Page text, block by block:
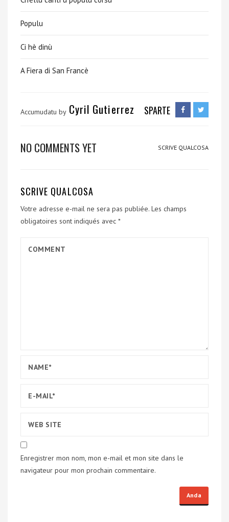
Populu
Ci hè dinù
A Fiera di San Francè
Accumudatu by Cyril Gutierrez SPARTE
NO COMMENTS YET SCRIVE QUALCOSA
SCRIVE QUALCOSA
Votre adresse e-mail ne sera pas publiée. Les champs
obligatoires sont indiqués avec *
Enregistrer mon nom, mon e-mail et mon site dans le
navigateur pour mon prochain commentaire.